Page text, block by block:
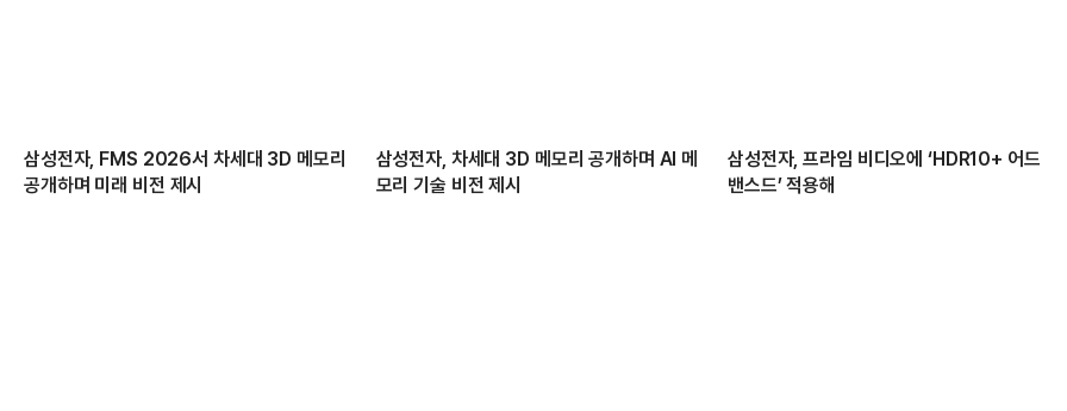
삼성전자, FMS 2026서 차세대 3D 메모리
공개하며 미래 비전 제시
삼성전자, 차세대 3D 메모리 공개하며 AI 메
모리 기술 비전 제시
삼성전자, 프라임 비디오에 ‘HDR10+ 어드
밴스드’ 적용해